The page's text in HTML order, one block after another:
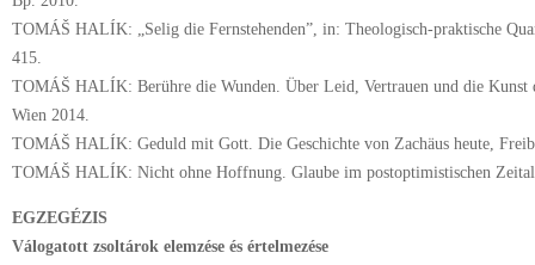
TOMÁŠ HALÍK: „Selig die Fernstehenden”, in: Theologisch-praktische
415.
TOMÁŠ HALÍK: Berühre die Wunden. Über Leid, Vertrauen und die Kunst
Wien 2014.
TOMÁŠ HALÍK: Geduld mit Gott. Die Geschichte von Zachäus heute,
TOMÁŠ HALÍK: Nicht ohne Hoffnung. Glaube im postoptimistischen
EGZEGÉZIS
Válogatott zsoltárok elemzése és értelmezése